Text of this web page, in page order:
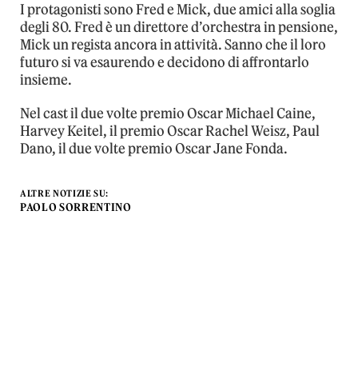
I protagonisti sono Fred e Mick, due amici alla soglia
degli 80. Fred è un direttore d’orchestra in pensione,
Mick un regista ancora in attività. Sanno che il loro
futuro si va esaurendo e decidono di affrontarlo
insieme.
Nel cast il due volte premio Oscar Michael Caine,
Harvey Keitel, il premio Oscar Rachel Weisz, Paul
Dano, il due volte premio Oscar Jane Fonda.
ALTRE NOTIZIE SU:
PAOLO SORRENTINO